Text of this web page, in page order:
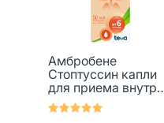
Амбробене
Стоптуссин капли
для приема внутрь
4 мг+100 мг/мл фл-
кап 50 мл 1 шт